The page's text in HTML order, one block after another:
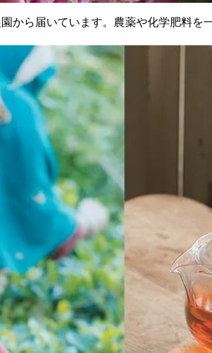
ら届いています。農薬や化学肥料を